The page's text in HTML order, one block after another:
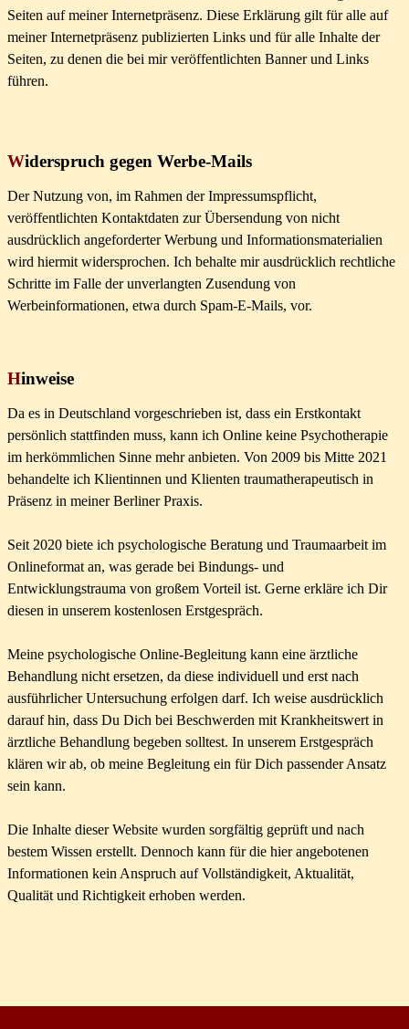
Seiten auf meiner Internetpräsenz. Diese Erklärung gilt für alle auf
meiner Internetpräsenz publizierten Links und für alle Inhalte der
Seiten, zu denen die bei mir veröffentlichten Banner und Links
führen.
Widerspruch gegen Werbe-Mails
Der Nutzung von, im Rahmen der Impressumspflicht,
veröffentlichten Kontaktdaten zur Übersendung von nicht
ausdrücklich angeforderter Werbung und Informationsmaterialien
wird hiermit widersprochen. Ich behalte mir ausdrücklich rechtliche
Schritte im Falle der unverlangten Zusendung von
Werbeinformationen, etwa durch Spam-E-Mails, vor.
Hinweise
Da es in Deutschland vorgeschrieben ist, dass ein Erstkontakt
persönlich stattfinden muss, kann ich Online keine Psychotherapie
im herkömmlichen Sinne mehr anbieten. Von 2009 bis Mitte 2021
behandelte ich Klientinnen und Klienten traumatherapeutisch in
Präsenz in meiner Berliner Praxis.
Seit 2020 biete ich psychologische Beratung und Traumaarbeit im
Onlineformat an, was gerade bei Bindungs- und
Entwicklungstrauma von großem Vorteil ist. Gerne erkläre ich Dir
diesen in unserem kostenlosen Erstgespräch.
Meine psychologische Online-Begleitung kann eine ärztliche
Behandlung nicht ersetzen, da diese individuell und erst nach
ausführlicher Untersuchung erfolgen darf. Ich weise ausdrücklich
darauf hin, dass Du Dich bei Beschwerden mit Krankheitswert in
ärztliche Behandlung begeben solltest. In unserem Erstgespräch
klären wir ab, ob meine Begleitung ein für Dich passender Ansatz
sein kann.
Die Inhalte dieser Website wurden sorgfältig geprüft und nach
bestem Wissen erstellt. Dennoch kann für die hier angebotenen
Informationen kein Anspruch auf Vollständigkeit, Aktualität,
Qualität und Richtigkeit erhoben werden.